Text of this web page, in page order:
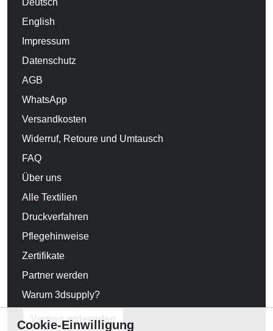
Deutsch
English
Impressum
Datenschutz
AGB
WhatsApp
Versandkosten
Widerruf, Retoure und Umtausch
FAQ
Über uns
Alle Textilien
Druckverfahren
Pflegehinweise
Zertifikate
Partner werden
Warum 3dsupply?
Vertrag widerrufen
Cookie-Einwilligung